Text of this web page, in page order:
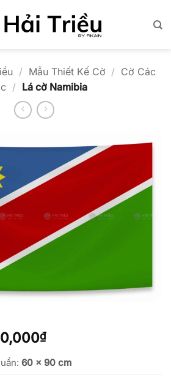
/ Mẫu Thiết Kế Cờ / Cờ Các
/ Lá cờ Namibia
₫Khoảng
từ
60 x 90 cm